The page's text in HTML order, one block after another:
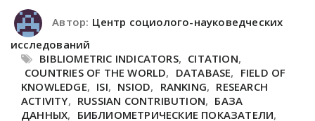
Автор: Центр социолого-науковедческих
исследований
BIBLIOMETRIC INDICATORS, CITATION,
COUNTRIES OF THE WORLD, DATABASE, FIELD OF
KNOWLEDGE, ISI, NSIOD, RANKING, RESEARCH
ACTIVITY, RUSSIAN CONTRIBUTION, БАЗА
ДАННЫХ, БИБЛИОМЕТРИЧЕСКИЕ ПОКАЗАТЕЛИ,